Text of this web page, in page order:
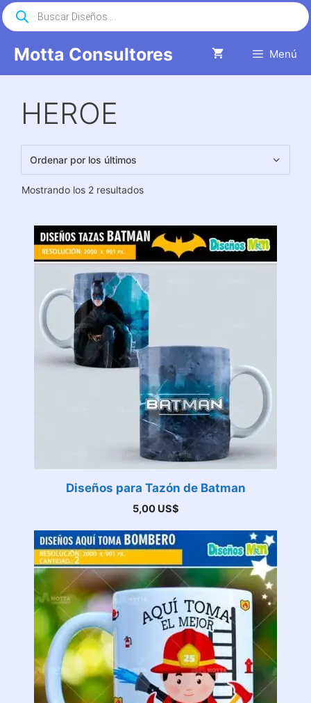
Saltar
al
Motta Consultores Menú
Búsqueda
de
productos
HEROE
Mostrando los 2 resultadosOrdenado
últimos
Diseños para Tazón de Batman
5,00 US$